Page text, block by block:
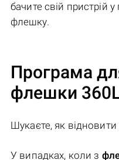
бачите свій пристрій
флешку.
Програма
флешки
Шукаєте, як
У випадках, коли з